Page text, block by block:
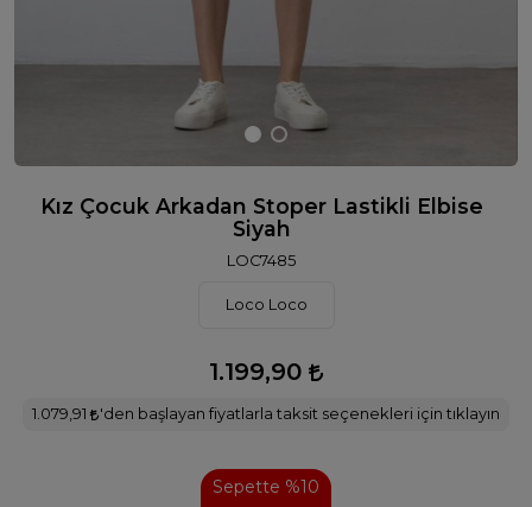
Kız Çocuk Arkadan Stoper Lastikli Elbise
Siyah
LOC7485
Loco Loco
1.199,90
1.079,91 'den başlayan fiyatlarla taksit seçenekleri için tıklayın
Sepette %10